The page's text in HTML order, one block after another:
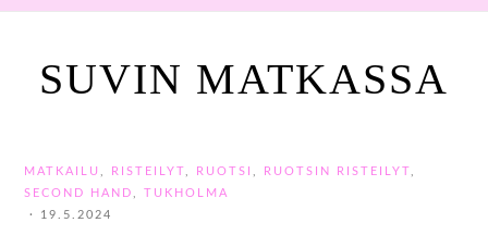
SUVIN MATKASSA
MATKAILU RISTEILYT RUOTSI RUOTSIN RISTEILYT
SECOND HAND
,TUKHOLMA
· 19.5.2024